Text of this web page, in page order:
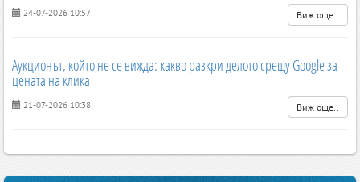
24-07-2026 10:57 Виж още..
Аукционът, който не се вижда: какво разкри делото срещу Google за
цената на клика
21-07-2026 10:38 Виж още..